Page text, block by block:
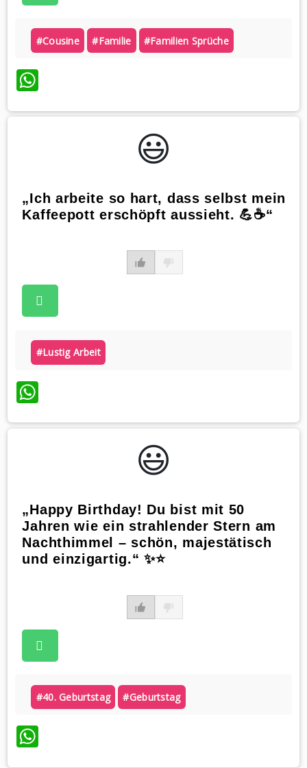
#cousine #familie #familien Sprüche
WhatsApp
😃️
„Ich arbeite so hart, dass selbst mein
Kaffeepott erschöpft aussieht. 💪☕️“
#lustig Arbeit
WhatsApp
😃️
„Happy Birthday! Du bist mit 50
Jahren wie ein strahlender Stern am
Nachthimmel – schön, majestätisch
und einzigartig.“ ✨⭐
#40. Geburtstag #geburtstag
WhatsApp